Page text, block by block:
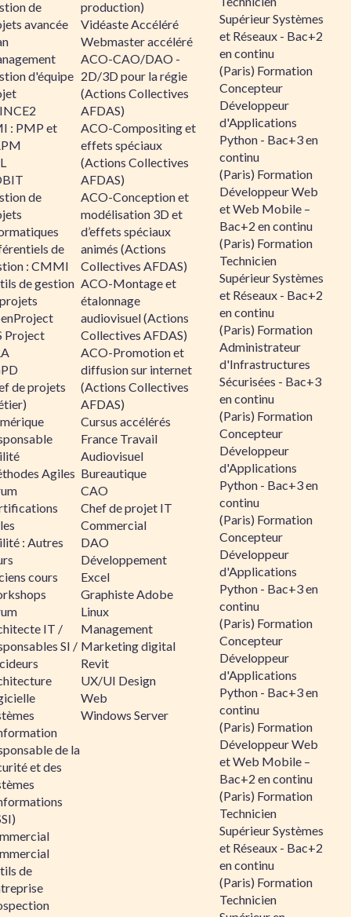
de
avancée
d'équipe
: PMP et
de
de
: CMMI
de gestion
Project
de projets
Agiles
: Autres
cours
IT /
SI /
de la
et des
de
production)
Vidéaste Accéléré
Webmaster accéléré
ACO-CAO/DAO -
2D/3D pour la régie
(Actions Collectives
AFDAS)
ACO-Compositing et
effets spéciaux
(Actions Collectives
AFDAS)
ACO-Conception et
modélisation 3D et
d’effets spéciaux
animés (Actions
Collectives AFDAS)
ACO-Montage et
étalonnage
audiovisuel (Actions
Collectives AFDAS)
ACO-Promotion et
diffusion sur internet
(Actions Collectives
AFDAS)
Cursus accélérés
France Travail
Audiovisuel
Bureautique
CAO
Chef de projet IT
Commercial
DAO
Développement
Excel
Graphiste Adobe
Linux
Management
Marketing digital
Revit
UX/UI Design
Web
Windows Server
Supérieur Systèmes
et Réseaux - Bac+2
en continu
(Paris) Formation
Concepteur
Développeur
d'Applications
Python - Bac+3 en
continu
(Paris) Formation
Développeur Web
et Web Mobile –
Bac+2 en continu
(Paris) Formation
Technicien
Supérieur Systèmes
et Réseaux - Bac+2
en continu
(Paris) Formation
Administrateur
d'Infrastructures
Sécurisées - Bac+3
en continu
(Paris) Formation
Concepteur
Développeur
d'Applications
Python - Bac+3 en
continu
(Paris) Formation
Concepteur
Développeur
d'Applications
Python - Bac+3 en
continu
(Paris) Formation
Concepteur
Développeur
d'Applications
Python - Bac+3 en
continu
(Paris) Formation
Développeur Web
et Web Mobile –
Bac+2 en continu
(Paris) Formation
Technicien
Supérieur Systèmes
et Réseaux - Bac+2
en continu
(Paris) Formation
Technicien